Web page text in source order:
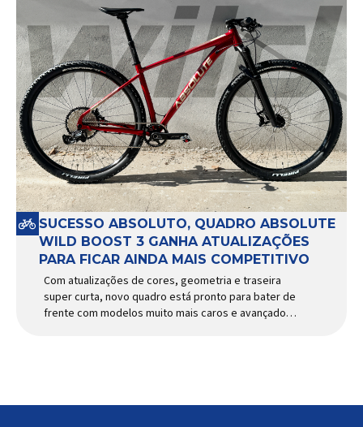
SUCESSO ABSOLUTO, QUADRO ABSOLUTE
WILD BOOST 3 GANHA ATUALIZAÇÕES
PARA FICAR AINDA MAIS COMPETITIVO
Com atualizações de cores, geometria e traseira
super curta, novo quadro está pronto para bater de
frente com modelos muito mais caros e avançados